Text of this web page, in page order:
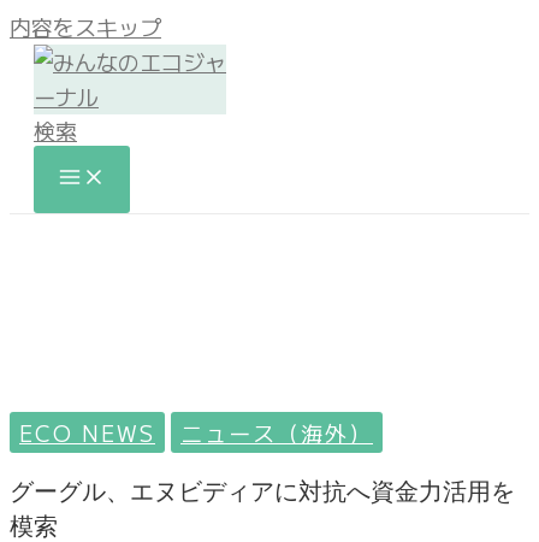
内容をスキップ
検索
ECO NEWS ニュース（海外）
グーグル、エヌビディアに対抗へ資金力活用を
模索